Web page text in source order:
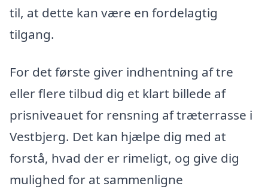
til, at dette kan være en fordelagtig
tilgang.
For det første giver indhentning af tre
eller flere tilbud dig et klart billede af
prisniveauet for rensning af træterrasse i
Vestbjerg. Det kan hjælpe dig med at
forstå, hvad der er rimeligt, og give dig
mulighed for at sammenligne